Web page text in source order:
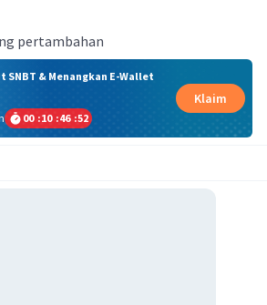
pertambahan
SNBT & Menangkan E-Wallet
00 :10 :46 :52
Klaim